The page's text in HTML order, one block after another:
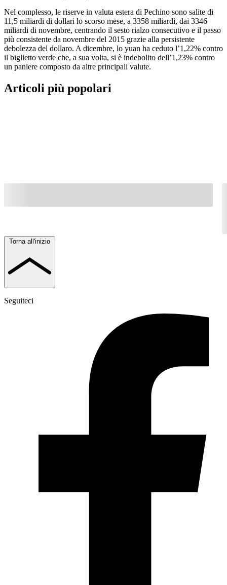
Nel complesso, le riserve in valuta estera di Pechino sono salite di
11,5 miliardi di dollari lo scorso mese, a 3358 miliardi, dai 3346
miliardi di novembre, centrando il sesto rialzo consecutivo e il passo
più consistente da novembre del 2015 grazie alla persistente
debolezza del dollaro. A dicembre, lo yuan ha ceduto l’1,22% contro
il biglietto verde che, a sua volta, si è indebolito dell’1,23% contro
un paniere composto da altre principali valute.
Articoli più popolari
Torna all'inizio
Seguiteci